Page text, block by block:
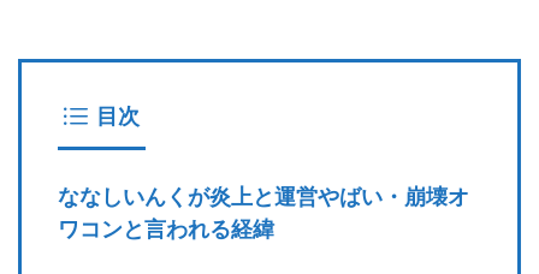
目次
ななしいんくが炎上と運営やばい・崩壊オ
ワコンと言われる経緯